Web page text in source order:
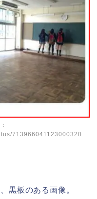
713966041123000320
黒板のある画像。